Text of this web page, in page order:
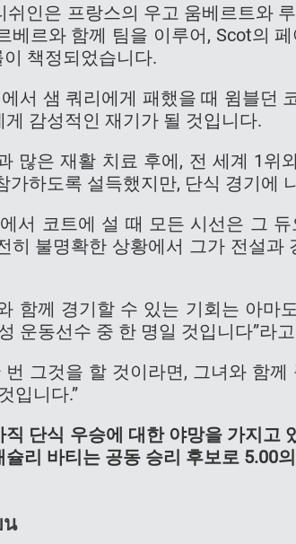
쉬인은 프랑스의 우고 움베르트와
베르와 함께 팀을 이루어, Scot의
책정되었습니다.
서 샘 쿼리에게 패했을 때 윔블던
게 감성적인 재기가 될 것입니다.
많은 재활 치료 후에, 전 세계 1위
가하도록 설득했지만, 단식 경기에
서 코트에 설 때 모든 시선은 그
히 불명확한 상황에서 그가 전설과
함께 경기할 수 있는 기회는 아
운동선수 중 한 명일 것입니다”라
번 그것을 할 것이라면, 그녀와 함
입니다.”
직 단식 우승에 대한 야망을 가지고
슐리 바티는 공동 승리 후보로 5.00
น